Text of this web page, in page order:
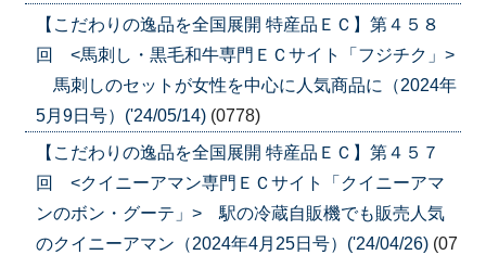
【こだわりの逸品を全国展開 特産品ＥＣ】第４５８
回 <馬刺し・黒毛和牛専門ＥＣサイト「フジチク」>
馬刺しのセットが女性を中心に人気商品に（2024年
5月9日号）('24/05/14) (0778)
【こだわりの逸品を全国展開 特産品ＥＣ】第４５７
回 <クイニーアマン専門ＥＣサイト「クイニーアマ
ンのボン・グーテ」> 駅の冷蔵自販機でも販売人気
のクイニーアマン（2024年4月25日号）('24/04/26) (07